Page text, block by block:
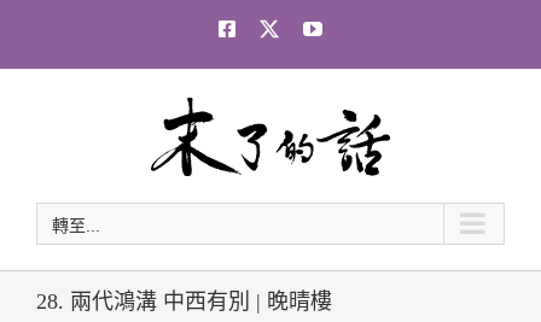
Facebook
TwitterYouTube
轉至...
28. 兩代鴻溝 中西有別 | 晚晴樓